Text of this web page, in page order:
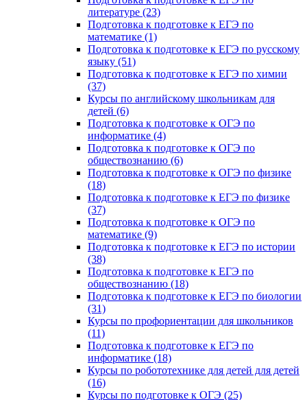
литературе (23)
Подготовка к подготовке к ЕГЭ по
математике (1)
Подготовка к подготовке к ЕГЭ по русскому
языку (51)
Подготовка к подготовке к ЕГЭ по химии
(37)
Курсы по английскому школьникам для
детей (6)
Подготовка к подготовке к ОГЭ по
информатике (4)
Подготовка к подготовке к ОГЭ по
обществознанию (6)
Подготовка к подготовке к ОГЭ по физике
(18)
Подготовка к подготовке к ЕГЭ по физике
(37)
Подготовка к подготовке к ОГЭ по
математике (9)
Подготовка к подготовке к ЕГЭ по истории
(38)
Подготовка к подготовке к ЕГЭ по
обществознанию (18)
Подготовка к подготовке к ЕГЭ по биологии
(31)
Курсы по профориентации для школьников
(11)
Подготовка к подготовке к ЕГЭ по
информатике (18)
Курсы по робототехнике для детей для детей
(16)
Курсы по подготовке к ОГЭ (25)